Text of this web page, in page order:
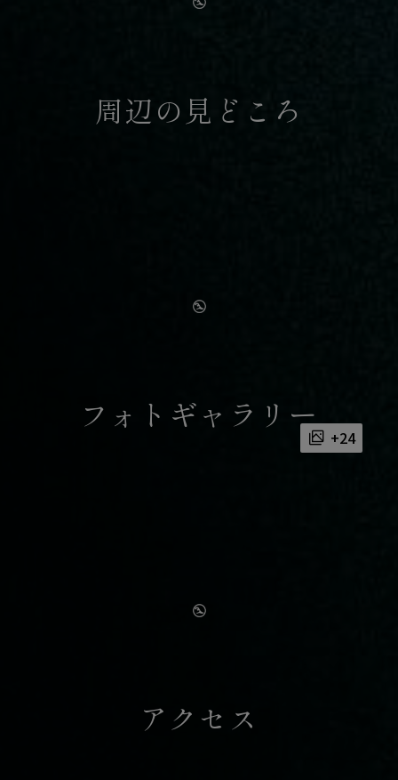
周辺の見どころ
フォトギャラリー
+24
アクセス